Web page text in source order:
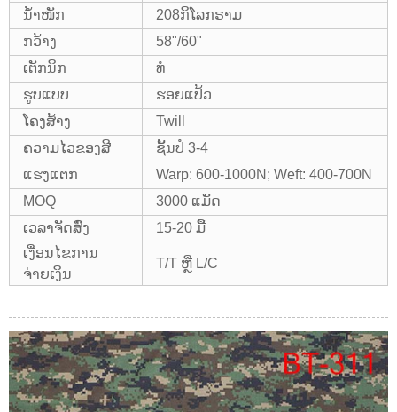
ນ້ຳໜັກ
208ກິ​ໂລກ​ຣາມ
ກວ້າງ
58"/60"
ເຕັກນິກ
ທໍ
ຮູບແບບ
ຮອຍແປ້ວ
ໂຄງສ້າງ
Twill
ຄວາມ​ໄວ​ຂອງ​ສີ​
ຊັ້ນປໍ 3-4
ແຮງແຕກ
Warp: 600-1000N; Weft: 400-700N
MOQ
3000 ແມັດ
ເວລາຈັດສົ່ງ
15-20 ມື້
ເງື່ອນໄຂການ
ຈ່າຍເງິນ
T/T ຫຼື L/C